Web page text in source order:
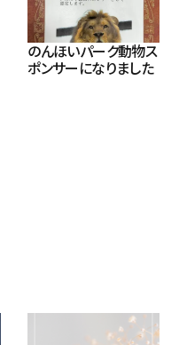
のんほいパーク動物ス
ポンサーになりました